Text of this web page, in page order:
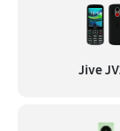
Jive